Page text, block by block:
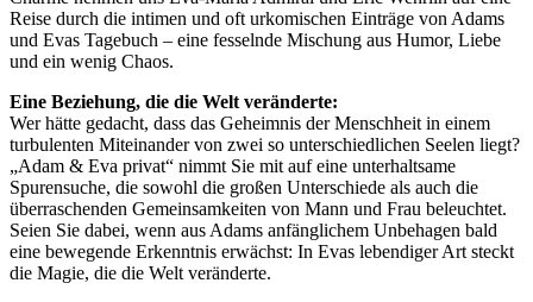
Reise durch die intimen und oft urkomischen Einträge von Adams
und Evas Tagebuch – eine fesselnde Mischung aus Humor, Liebe
und ein wenig Chaos.
Eine Beziehung, die die Welt veränderte:
Wer hätte gedacht, dass das Geheimnis der Menschheit in einem
turbulenten Miteinander von zwei so unterschiedlichen Seelen liegt?
„Adam & Eva privat“ nimmt Sie mit auf eine unterhaltsame
Spurensuche, die sowohl die großen Unterschiede als auch die
überraschenden Gemeinsamkeiten von Mann und Frau beleuchtet.
Seien Sie dabei, wenn aus Adams anfänglichem Unbehagen bald
eine bewegende Erkenntnis erwächst: In Evas lebendiger Art steckt
die Magie, die die Welt veränderte.